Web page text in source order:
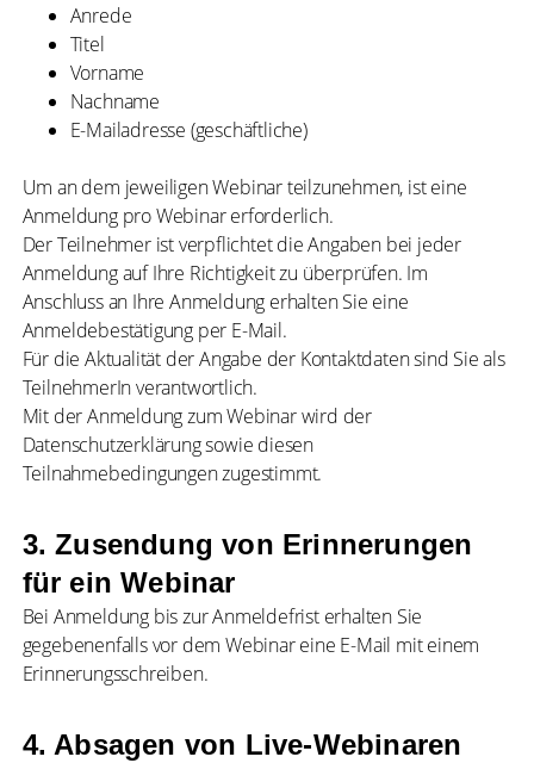
Anrede
Titel
Vorname
Nachname
E-Mailadresse (geschäftliche)
Um an dem jeweiligen Webinar teilzunehmen, ist eine
Anmeldung pro Webinar erforderlich.
Der Teilnehmer ist verpflichtet die Angaben bei jeder
Anmeldung auf Ihre Richtigkeit zu überprüfen. Im
Anschluss an Ihre Anmeldung erhalten Sie eine
Anmeldebestätigung per E-Mail.
Für die Aktualität der Angabe der Kontaktdaten sind Sie als
TeilnehmerIn verantwortlich.
Mit der Anmeldung zum Webinar wird der
Datenschutzerklärung sowie diesen
Teilnahmebedingungen zugestimmt.
3. Zusendung von Erinnerungen
für ein Webinar
Bei Anmeldung bis zur Anmeldefrist erhalten Sie
gegebenenfalls vor dem Webinar eine E-Mail mit einem
Erinnerungsschreiben.
4. Absagen von Live-Webinaren